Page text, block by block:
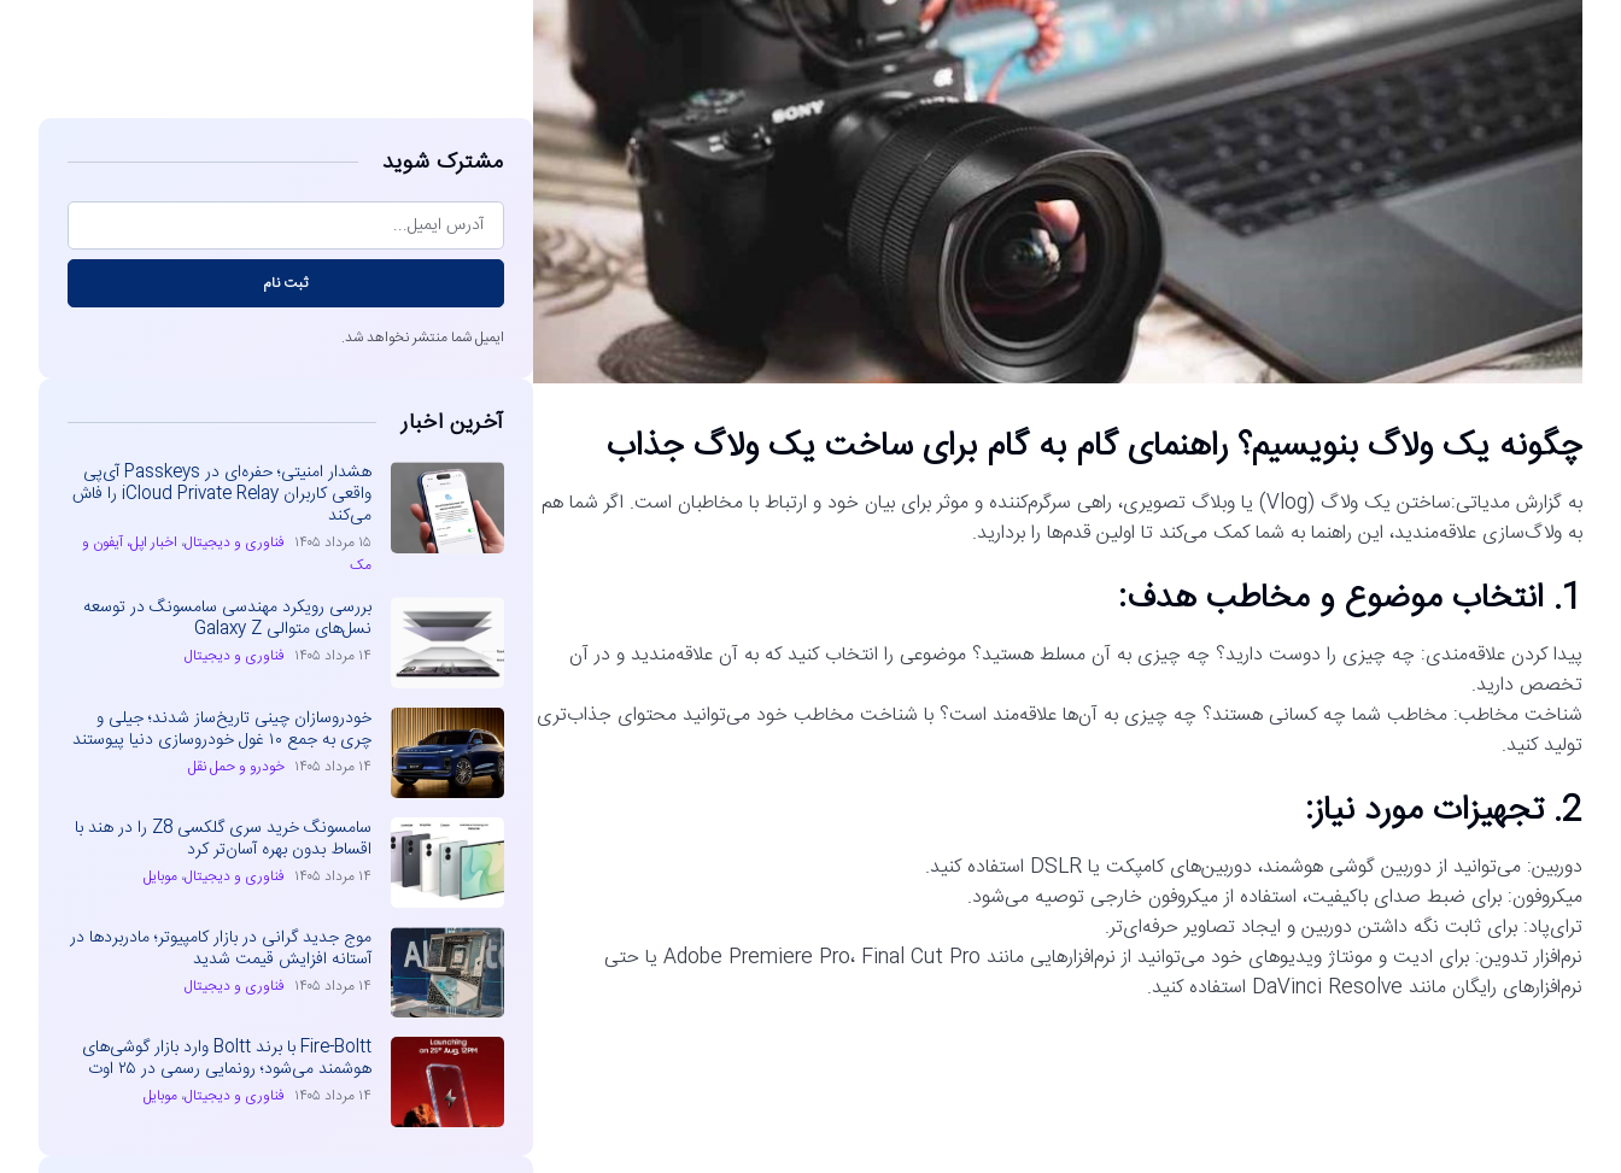
چگونه یک ولاگ بنویسیم؟ راهنمای گام به گام برای ساخت یک ولاگ جذاب
به گزارش مدیاتی:ساختن یک ولاگ (Vlog) یا وبلاگ تصویری، راهی سرگرم‌کننده و موثر برای بیان خود و ارتباط با مخاطبان است. اگر شما هم
به ولاگ‌سازی علاقه‌مندید، این راهنما به شما کمک می‌کند تا اولین قدم‌ها را بردارید.
1. انتخاب موضوع و مخاطب هدف:
پیدا کردن علاقه‌مندی: چه چیزی را دوست دارید؟ چه چیزی به آن مسلط هستید؟ موضوعی را انتخاب کنید که به آن علاقه‌مندید و در آن
تخصص دارید.
شناخت مخاطب: مخاطب شما چه کسانی هستند؟ چه چیزی به آن‌ها علاقه‌مند است؟ با شناخت مخاطب خود می‌توانید محتوای جذاب‌تری
تولید کنید.
2. تجهیزات مورد نیاز:
دوربین: می‌توانید از دوربین گوشی هوشمند، دوربین‌های کامپکت یا DSLR استفاده کنید.
میکروفون: برای ضبط صدای باکیفیت، استفاده از میکروفون خارجی توصیه می‌شود.
ترای‌پاد: برای ثابت نگه داشتن دوربین و ایجاد تصاویر حرفه‌ای‌تر.
نرم‌افزار تدوین: برای ادیت و مونتاژ ویدیوهای خود می‌توانید از نرم‌افزارهایی مانند Adobe Premiere Pro، Final Cut Pro یا حتی
نرم‌افزارهای رایگان مانند DaVinci Resolve استفاده کنید.
مشترک شوید
ثبت نام
ایمیل شما منتشر نخواهد شد.
آخرین اخبار
هشدار امنیتی؛ حفره‌ای در Passkeys آی‌پی
واقعی کاربران iCloud Private Relay را فاش
می‌کند
۱۵ مرداد ۱۴۰۵ فناوری و دیجیتال، اخبار اپل، آیفون و
مک
بررسی رویکرد مهندسی سامسونگ در توسعه
نسل‌های متوالی Galaxy Z
۱۴ مرداد ۱۴۰۵ فناوری و دیجیتال
خودروسازان چینی تاریخ‌ساز شدند؛ جیلی و
چری به جمع ۱۰ غول خودروسازی دنیا پیوستند
۱۴ مرداد ۱۴۰۵ خودرو و حمل نقل
سامسونگ خرید سری گلکسی Z8 را در هند با
اقساط بدون بهره آسان‌تر کرد
۱۴ مرداد ۱۴۰۵ فناوری و دیجیتال،موبایل
موج جدید گرانی در بازار کامپیوتر؛ مادربردها در
آستانه افزایش قیمت شدید
۱۴ مرداد ۱۴۰۵ فناوری و دیجیتال
Fire-Boltt با برند Boltt وارد بازار گوشی‌های
هوشمند می‌شود؛ رونمایی رسمی در ۲۵ اوت
۱۴ مرداد ۱۴۰۵ فناوری و دیجیتال،موبایل